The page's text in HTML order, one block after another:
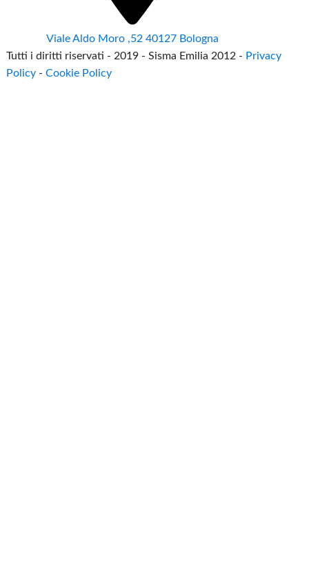
Viale Aldo Moro ,52 40127 Bologna
Tutti i diritti riservati - 2019 - Sisma Emilia 2012 - Privacy
Policy -Cookie Policy